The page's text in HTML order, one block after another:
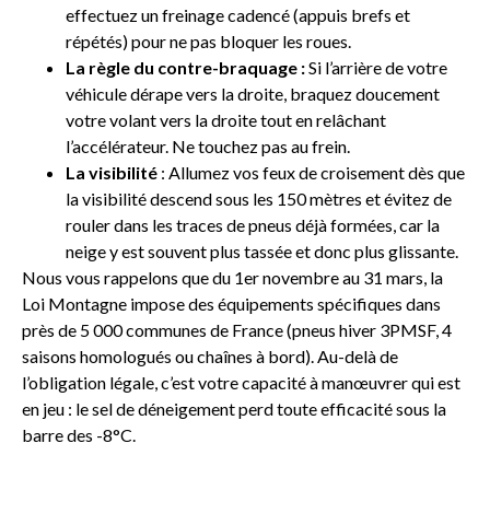
effectuez un freinage cadencé (appuis brefs et
répétés) pour ne pas bloquer les roues.
La règle du contre-braquage :Si l’arrière de votre
véhicule dérape vers la droite, braquez doucement
votre volant vers la droite tout en relâchant
l’accélérateur. Ne touchez pas au frein.
La visibilité : Allumez vos feux de croisement dès que
la visibilité descend sous les 150 mètres et évitez de
rouler dans les traces de pneus déjà formées, car la
neige y est souvent plus tassée et donc plus glissante.
Nous vous rappelons que du 1er novembre au 31 mars, la
Loi Montagne impose des équipements spécifiques dans
près de 5 000 communes de France (pneus hiver 3PMSF, 4
saisons homologués ou chaînes à bord). Au-delà de
l’obligation légale, c’est votre capacité à manœuvrer qui est
en jeu : le sel de déneigement perd toute efficacité sous la
barre des -8°C.